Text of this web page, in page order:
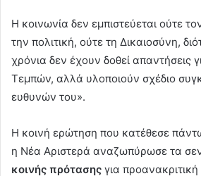
Η κοινωνία δεν εμπιστεύεται ούτε
την πολιτική, ούτε τη Δικαιοσύνη,
χρόνια δεν έχουν δοθεί απαντήσεις
Τεμπών, αλλά υλοποιούν σχέδιο
ευθυνών του».
Η κοινή ερώτηση που κατέθεσε
η Νέα Αριστερά αναζωπύρωσε τα
κοινής πρότασης για